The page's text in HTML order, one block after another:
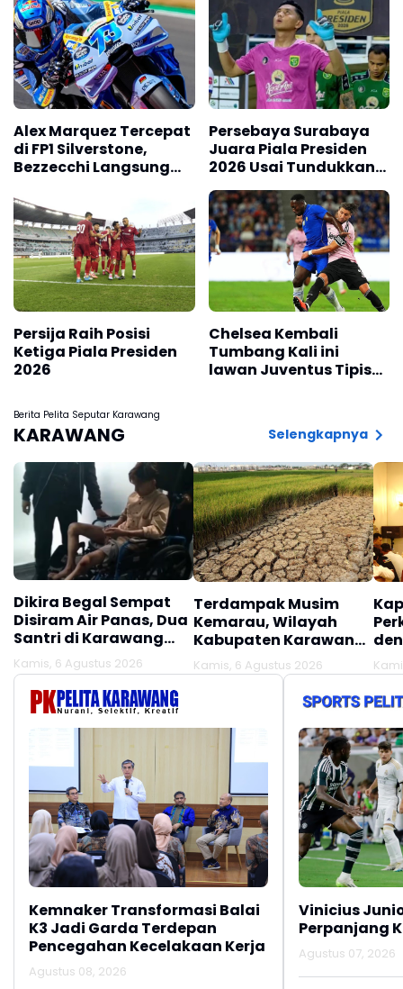
Alex Marquez Tercepat
di FP1 Silverstone,
Bezzecchi Langsung
Persebaya Surabaya
Juara Piala Presiden
2026 Usai Tundukkan
Persib Bandung Lewat
Adu Penalti
Persija Raih Posisi
Ketiga Piala Presiden
2026
Chelsea Kembali
Tumbang Kali ini
lawan Juventus Tipis
Berita Pelita Seputar Karawang
KARAWANG Selengkapnya
Dikira Begal Sempat
Disiram Air Panas, Dua
Santri di Karawang
Terluka Akibat Aksi
Oknum Linmas
Kamis, 6 Agustus 2026
Terdampak Musim
Kemarau, Wilayah
Kabupaten Karawang
Kekeringan Makin
Meluas
Kamis, 6 Agustus 2026
Kemnaker Transformasi Balai
K3 Jadi Garda Terdepan
Pencegahan Kecelakaan Kerja
Agustus 08, 2026
Vinicius
Perpanjang
Agustus 07, 2026